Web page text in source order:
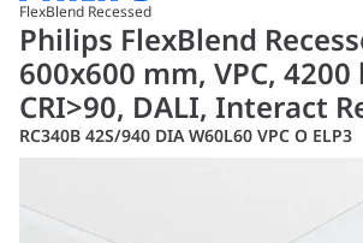
FlexBlend Recessed
Philips FlexBlend
600x600 mm, VPC, 4200
CRI>90, DALI, Interact
RC340B 42S/940 DIA W60L60 VPC O ELP3